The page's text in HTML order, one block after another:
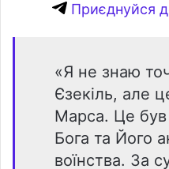
Приєднуйся
«Я не знаю
Єзекіль, але
Марса. Це
Бога та Його
воїнства. За